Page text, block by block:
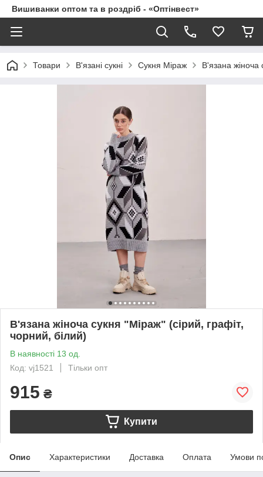
Вишиванки оптом та в роздріб - «Оптінвест»
Товари В'язані сукні Сукня Міраж В'язана жіноча
В'язана жіноча сукня "Міраж" (сірий, графіт,
чорний, білий)
В наявності 13 од.
Код: vj1521
Тільки опт
915 ₴
Купити
Опис Характеристики Доставка Оплата Умови